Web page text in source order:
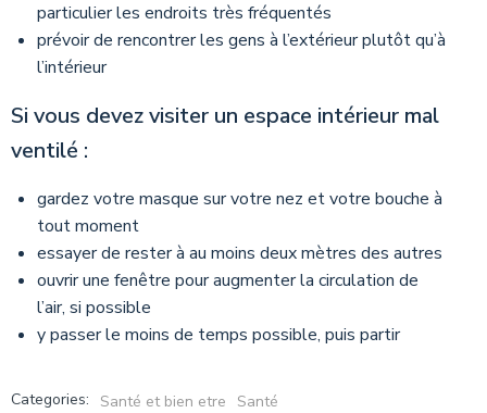
particulier les endroits très fréquentés
prévoir de rencontrer les gens à l’extérieur plutôt qu’à
l’intérieur
Si vous devez visiter un espace intérieur mal
ventilé :
gardez votre masque sur votre nez et votre bouche à
tout moment
essayer de rester à au moins deux mètres des autres
ouvrir une fenêtre pour augmenter la circulation de
l’air, si possible
y passer le moins de temps possible, puis partir
Categories: Santé et bien etre Santé